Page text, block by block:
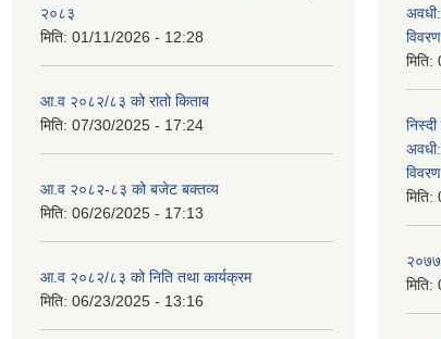
२०८३
मिति: 01/11/2026 - 12:28
आ.व २०८२/८३ को रातो किताब
मिति: 07/30/2025 - 17:24
आ.व २०८२-८३ को बजेट बक्तव्य
मिति: 06/26/2025 - 17:13
आ.व २०८२/८३ को निति तथा कार्यक्रम
मिति: 06/23/2025 - 13:16
विवरण
मिति:
विवरण
मिति:
मिति: